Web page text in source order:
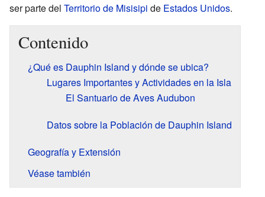
ser parte del Territorio de Misisipi de Estados Unidos.
Contenido
¿Qué es Dauphin Island y dónde se ubica?
Lugares Importantes y Actividades en la Isla
El Santuario de Aves Audubon
Datos sobre la Población de Dauphin Island
Geografía y Extensión
Véase también